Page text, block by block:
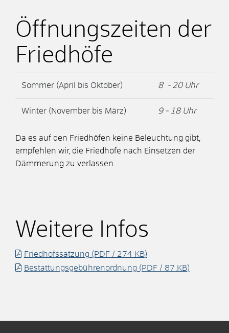
Öffnungszeiten der
Friedhöfe
Sommer (April bis Oktober) 8 - 20 Uhr
Winter (November bis März) 9 - 18 Uhr
Da es auf den Friedhöfen keine Beleuchtung gibt,
empfehlen wir, die Friedhöfe nach Einsetzen der
Dämmerung zu verlassen.
Weitere Infos
Friedhofssatzung (PDF / 274 KB)
Bestattungsgebührenordnung (PDF / 87 KB)